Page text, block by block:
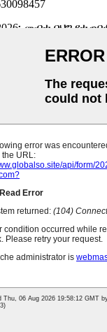
መብቱ በህግ
የጅምላ ማሳያ